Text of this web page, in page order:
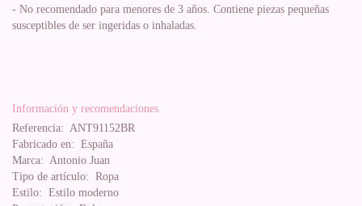
- No recomendado para menores de 3 años. Contiene piezas pequeñas
susceptibles de ser ingeridas o inhaladas.
Información y recomendaciones
Referencia: ANT91152BR
Fabricado en: España
Marca: Antonio Juan
Tipo de artículo: Ropa
Estilo: Estilo moderno